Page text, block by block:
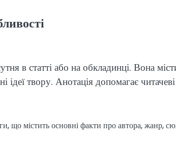
в статті або на обкладинці. Вона
твору. Анотація допомагає читачеві
що містить основні факти про автора, жанр,